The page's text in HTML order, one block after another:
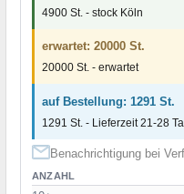
4900 St. - stock Köln
erwartet: 20000 St.
20000 St. - erwartet
auf Bestellung: 1291 St.
1291 St. - Lieferzeit 21-28
Benachrichtigung bei
ANZAHL